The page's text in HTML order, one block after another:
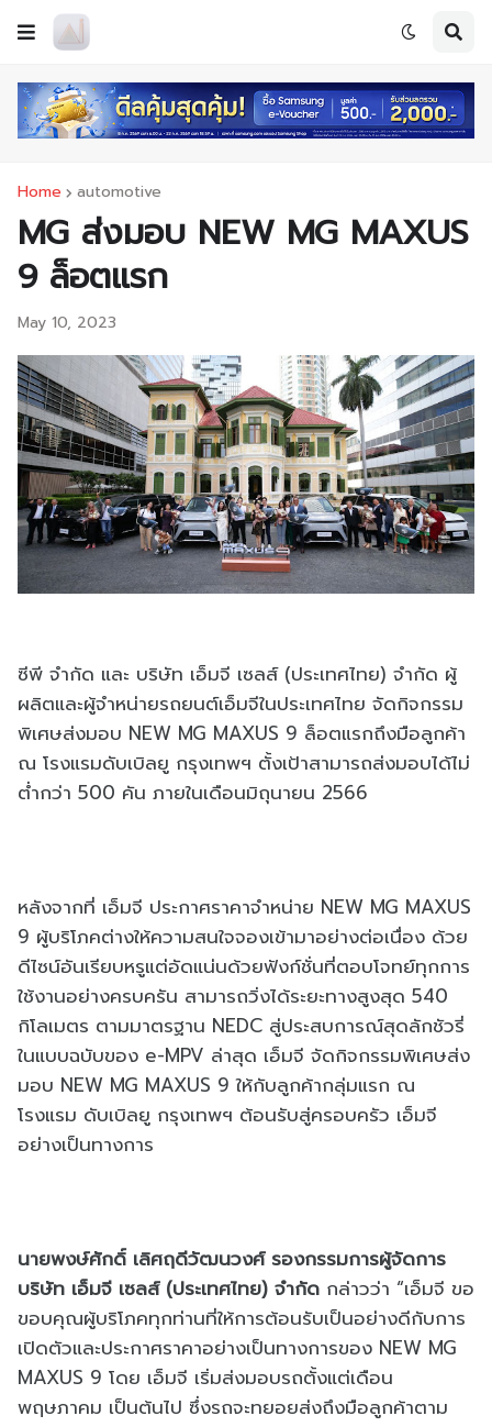
Home automotive
MG ส่งมอบ NEW MG MAXUS
9 ล็อตแรก
May 10, 2023
ซีพี จำกัด และ บริษัท เอ็มจี เซลส์ (ประเทศไทย) จำกัด ผู้
ผลิตและผู้จำหน่ายรถยนต์เอ็มจีในประเทศไทย จัดกิจกรรม
พิเศษส่งมอบ NEW MG MAXUS 9 ล็อตแรกถึงมือลูกค้า
ณ โรงแรมดับเบิลยู กรุงเทพฯ ตั้งเป้าสามารถส่งมอบได้ไม่
ต่ำกว่า 500 คัน ภายในเดือนมิถุนายน 2566
หลังจากที่ เอ็มจี ประกาศราคาจำหน่าย NEW MG MAXUS
9 ผู้บริโภคต่างให้ความสนใจจองเข้ามาอย่างต่อเนื่อง ด้วย
ดีไซน์อันเรียบหรูแต่อัดแน่นด้วยฟังก์ชั่นที่ตอบโจทย์ทุกการ
ใช้งานอย่างครบครัน สามารถวิ่งได้ระยะทางสูงสุด 540
กิโลเมตร ตามมาตรฐาน NEDC สู่ประสบการณ์สุดลักชัวรี่
ในแบบฉบับของ e-MPV ล่าสุด เอ็มจี จัดกิจกรรมพิเศษส่ง
มอบ NEW MG MAXUS 9 ให้กับลูกค้ากลุ่มแรก ณ
โรงแรม ดับเบิลยู กรุงเทพฯ ต้อนรับสู่ครอบครัว เอ็มจี
อย่างเป็นทางการ
นายพงษ์ศักดิ์ เลิศฤดีวัฒนวงศ์ รองกรรมการผู้จัดการ
บริษัท เอ็มจี เซลส์ (ประเทศไทย) จำกัด กล่าวว่า “เอ็มจี ขอ
ขอบคุณผู้บริโภคทุกท่านที่ให้การต้อนรับเป็นอย่างดีกับการ
เปิดตัวและประกาศราคาอย่างเป็นทางการของ NEW MG
MAXUS 9 โดย เอ็มจี เริ่มส่งมอบรถตั้งแต่เดือน
พฤษภาคม เป็นต้นไป ซึ่งรถจะทยอยส่งถึงมือลูกค้าตาม